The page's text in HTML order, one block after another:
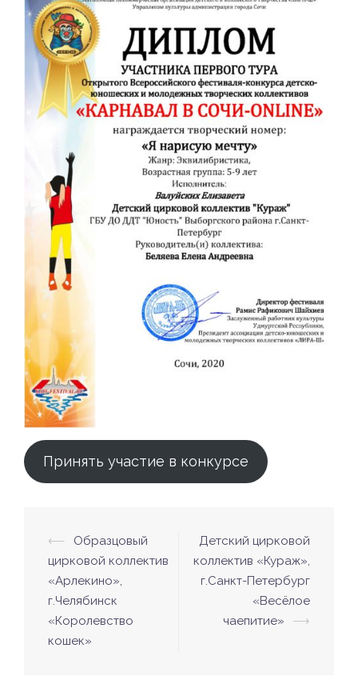
Принять участие в конкурсе
Навигация
по
записям
⟵
Образцовый
цирковой коллектив
«Арлекино»,
г.Челябинск
«Королевство
кошек»
Детский цирковой
коллектив «Кураж»,
г.Санкт-Петербург
«Весёлое
чаепитие»
⟶